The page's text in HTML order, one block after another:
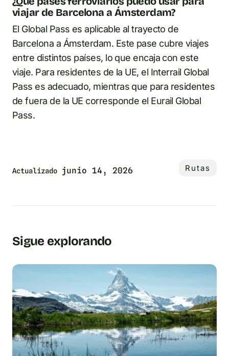
viajar de Barcelona a Ámsterdam?
El Global Pass es aplicable al trayecto de
Barcelona a Ámsterdam. Este pase cubre viajes
entre distintos países, lo que encaja con este
viaje. Para residentes de la UE, el Interrail Global
Pass es adecuado, mientras que para residentes
de fuera de la UE corresponde el Eurail Global
Pass.
Actualizado junio 14, 2026 Rutas
Sigue explorando